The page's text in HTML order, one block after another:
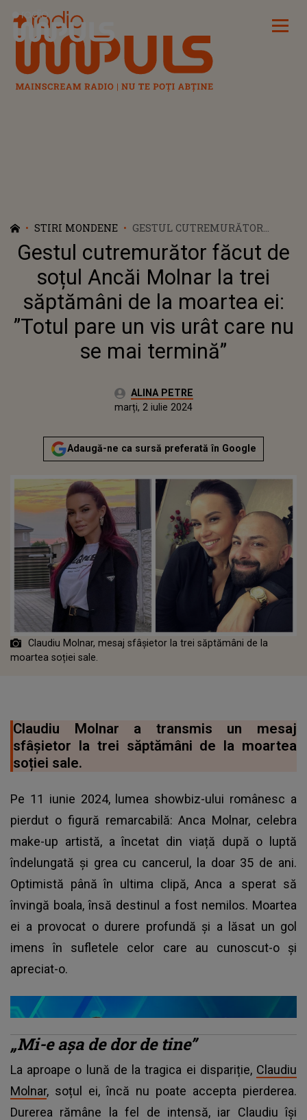
Radio Impuls
STIRI MONDENE
GESTUL CUTREMURĂTOR
FĂCUT DE SOȚUL ANCĂI
MOLNAR LA TREI SĂPTĂMÂNI
DE LA MOARTEA EI: ”TOTUL
PARE UN VIS URÂT CARE NU SE
MAI TERMINĂ”
Gestul cutremurător făcut de
soțul Ancăi Molnar la trei
săptămâni de la moartea ei:
”Totul pare un vis urât care nu
se mai termină”
Autor:ALINA PETRE
Actualizat:
marți, 2 iulie 2024
Adaugă-ne ca sursă preferată în Google
Claudiu Molnar, mesaj sfâșietor la trei săptămâni de la
moartea soției sale.
Claudiu Molnar a transmis un mesaj
sfâșietor la trei săptămâni de la moartea
soției sale.
Pe 11 iunie 2024, lumea showbiz-ului românesc a
pierdut o figură remarcabilă: Anca Molnar, celebra
make-up artistă, a încetat din viață după o luptă
îndelungată și grea cu cancerul, la doar 35 de ani.
Optimistă până în ultima clipă, Anca a sperat să
învingă boala, însă destinul a fost nemilos. Moartea
ei a provocat o durere profundă și a lăsat un gol
imens în sufletele celor care au cunoscut-o și
apreciat-o.
„Mi-e așa de dor de tine”
La aproape o lună de la tragica ei dispariție, Claudiu
Molnar, soțul ei, încă nu poate accepta pierderea.
Durerea rămâne la fel de intensă, iar Claudiu își